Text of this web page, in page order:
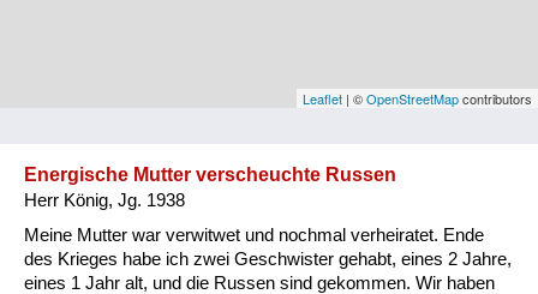
Vorarlberg
Besatzungsmächte
Leaflet | ©OpenStreetMapcontributors
Energische Mutter verscheuchte Russen
Herr König, Jg. 1938
Meine Mutter war verwitwet und nochmal verheiratet. Ende
des Krieges habe ich zwei Geschwister gehabt, eines 2 Jahre,
eines 1 Jahr alt, und die Russen sind gekommen. Wir haben